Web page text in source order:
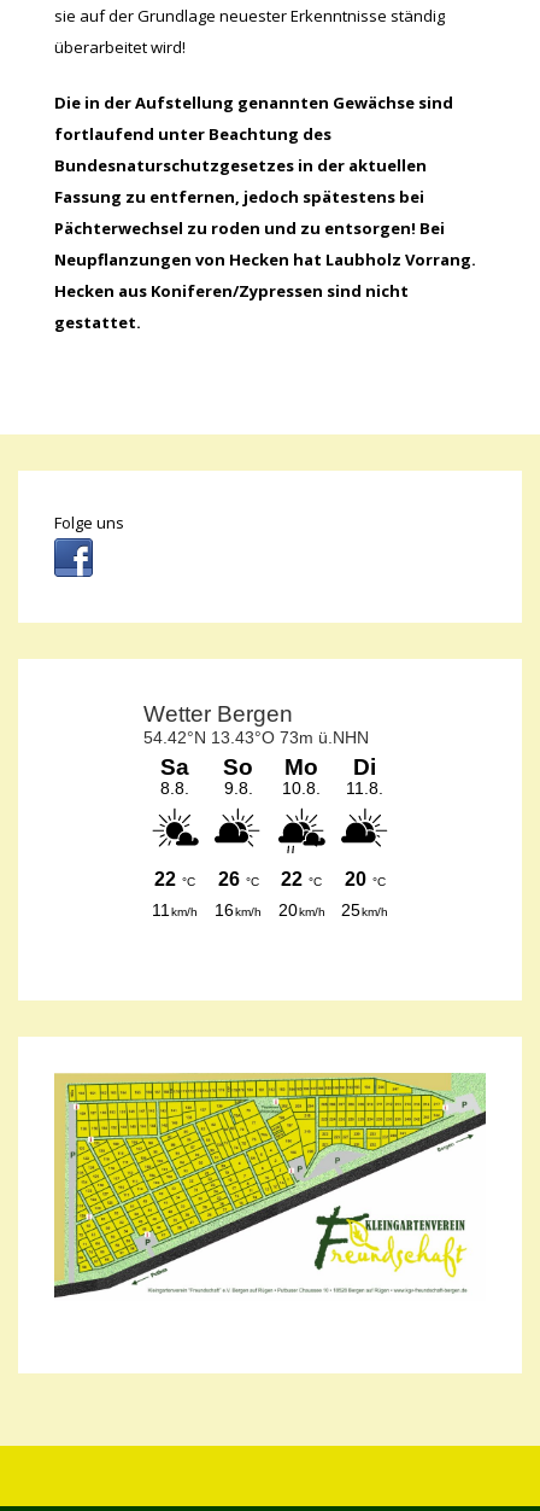
sie auf der Grundlage neuester Erkenntnisse ständig
überarbeitet wird!
Die in der Aufstellung genannten Gewächse sind
fortlaufend unter Beachtung des
Bundesnaturschutzgesetzes in der aktuellen
Fassung zu entfernen, jedoch spätestens bei
Pächterwechsel zu roden und zu entsorgen! Bei
Neupflanzungen von Hecken hat Laubholz Vorrang.
Hecken aus Koniferen/Zypressen sind nicht
gestattet.
Folge uns